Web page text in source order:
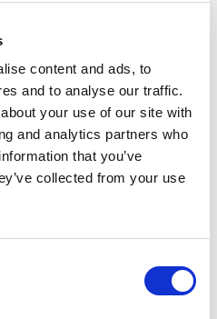
content and ads, to
and to analyse our traffic.
your use of our site with
and analytics partners who
that you’ve
collected from your use